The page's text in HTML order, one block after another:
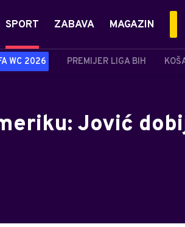
SPORT
WC 2026 PREMIJER LIGA BIH
ZABAVA MAGAZIN
Jović